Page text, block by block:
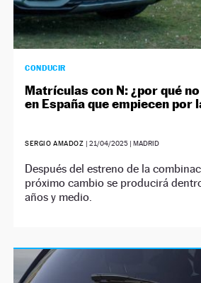
CONDUCIR
Matrículas con N: ¿por qué
en España que empiecen por
SERGIO AMADOZ | 21/04/2025| MADRID
Después del estreno de la
próximo cambio se producirá
años y medio.